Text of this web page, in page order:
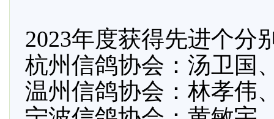
2023年度获得先进个分
杭州信鸽协会：汤卫国
温州信鸽协会：林孝伟